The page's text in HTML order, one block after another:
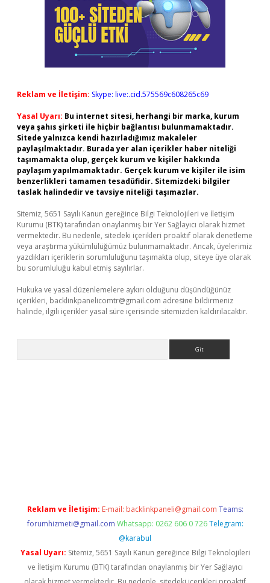
Reklam ve İletişim: Skype: live:.cid.575569c608265c69
Yasal Uyarı: Bu internet sitesi, herhangi bir marka, kurum
veya şahıs şirketi ile hiçbir bağlantısı bulunmamaktadır.
Sitede yalnızca kendi hazırladığımız makaleler
paylaşılmaktadır. Burada yer alan içerikler haber niteliği
taşımamakta olup, gerçek kurum ve kişiler hakkında
paylaşım yapılmamaktadır. Gerçek kurum ve kişiler ile isim
benzerlikleri tamamen tesadüfidir. Sitemizdeki bilgiler
taslak halindedir ve tavsiye niteliği taşımazlar.
Sitemiz, 5651 Sayılı Kanun gereğince Bilgi Teknolojileri ve İletişim
Kurumu (BTK) tarafından onaylanmış bir Yer Sağlayıcı olarak hizmet
vermektedir. Bu nedenle, sitedeki içerikleri proaktif olarak denetleme
veya araştırma yükümlülüğümüz bulunmamaktadır. Ancak, üyelerimiz
yazdıkları içeriklerin sorumluluğunu taşımakta olup, siteye üye olarak
bu sorumluluğu kabul etmiş sayılırlar.
Hukuka ve yasal düzenlemelere aykırı olduğunu düşündüğünüz
içerikleri, backlinkpanelicomtr@gmail.com adresine bildirmeniz
halinde, ilgili içerikler yasal süre içerisinde sitemizden kaldırılacaktır.
Reklam ve İletişim: E-mail: backlinkpaneli@gmail.com Teams:
forumhizmeti@gmail.com Whatsapp: 0262 606 0 726 Telegram:
@karabul
Yasal Uyarı: Sitemiz, 5651 Sayılı Kanun gereğince Bilgi Teknolojileri
ve İletişim Kurumu (BTK) tarafından onaylanmış bir Yer Sağlayıcı